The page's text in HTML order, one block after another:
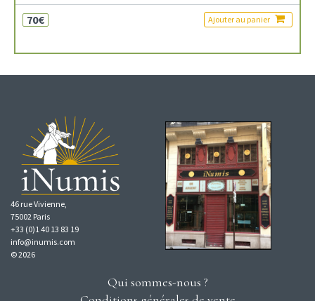
70€ Ajouter au panier
46 rue Vivienne,
75002 Paris
+33 (0)1 40 13 83 19
info@inumis.com
© 2026
Qui sommes-nous ?